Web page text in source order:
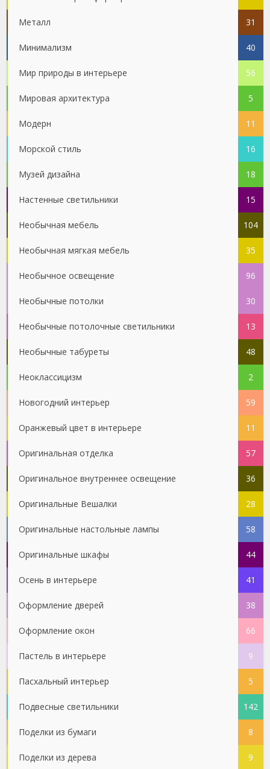
Металл 31
Минимализм 40
Мир природы в интерьере 56
Мировая архитектура 5
Модерн 11
Морской стиль 16
Музей дизайна 18
Настенные светильники 15
Необычная мебель 104
Необычная мягкая мебель 35
Необычное освещение 96
Необычные потолки 30
Необычные потолочные светильники 13
Необычные табуреты 48
Неоклассицизм 2
Новогодний интерьер 59
Оранжевый цвет в интерьере 11
Оригинальная отделка 57
Оригинальное внутреннее освещение 36
Оригинальные Вешалки 28
Оригинальные настольные лампы 58
Оригинальные шкафы 44
Осень в интерьере 41
Оформление дверей 38
Оформление окон 66
Пастель в интерьере 9
Пасхальный интерьер 5
Подвесные светильники 142
Поделки из бумаги 8
Поделки из дерева 9